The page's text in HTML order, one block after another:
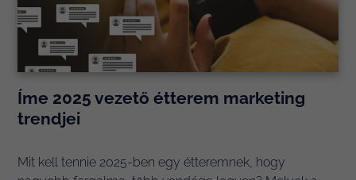
Íme 2025 vezető étterem marketing
trendjei
Mit kell tennie 2025-ben egy étteremnek, hogy